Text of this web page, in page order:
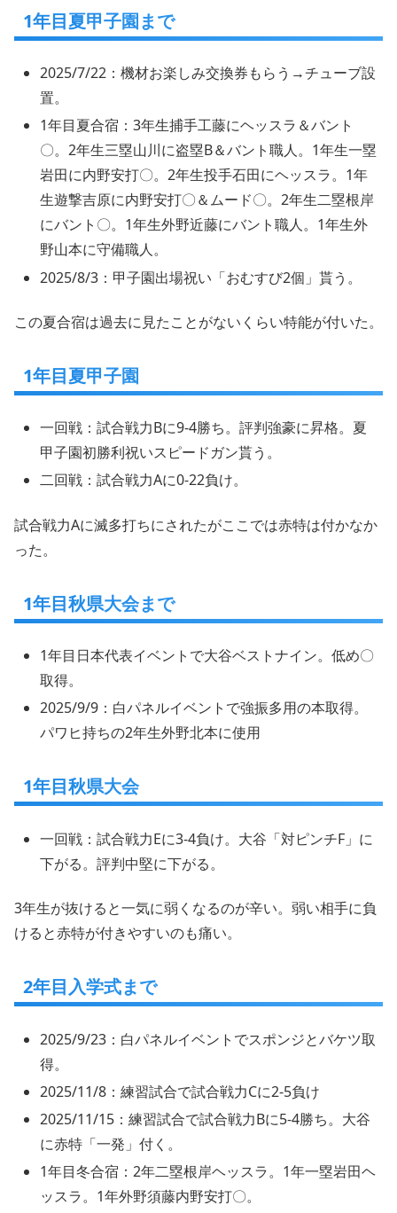
1年目夏甲子園まで
2025/7/22：機材お楽しみ交換券もらう→チューブ設
置。
1年目夏合宿：3年生捕手工藤にヘッスラ＆バント
〇。2年生三塁山川に盗塁B＆バント職人。1年生一塁
岩田に内野安打〇。2年生投手石田にヘッスラ。1年
生遊撃吉原に内野安打〇＆ムード〇。2年生二塁根岸
にバント〇。1年生外野近藤にバント職人。1年生外
野山本に守備職人。
2025/8/3：甲子園出場祝い「おむすび2個」貰う。
この夏合宿は過去に見たことがないくらい特能が付いた。
1年目夏甲子園
一回戦：試合戦力Bに9-4勝ち。評判強豪に昇格。夏
甲子園初勝利祝いスピードガン貰う。
二回戦：試合戦力Aに0-22負け。
試合戦力Aに滅多打ちにされたがここでは赤特は付かなか
った。
1年目秋県大会まで
1年目日本代表イベントで大谷ベストナイン。低め〇
取得。
2025/9/9：白パネルイベントで強振多用の本取得。
パワヒ持ちの2年生外野北本に使用
1年目秋県大会
一回戦：試合戦力Eに3-4負け。大谷「対ピンチF」に
下がる。評判中堅に下がる。
3年生が抜けると一気に弱くなるのが辛い。弱い相手に負
けると赤特が付きやすいのも痛い。
2年目入学式まで
2025/9/23：白パネルイベントでスポンジとバケツ取
得。
2025/11/8：練習試合で試合戦力Cに2-5負け
2025/11/15：練習試合で試合戦力Bに5-4勝ち。大谷
に赤特「一発」付く。
1年目冬合宿：2年二塁根岸ヘッスラ。1年一塁岩田ヘ
ッスラ。1年外野須藤内野安打〇。